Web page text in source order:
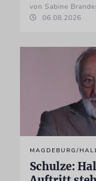
von Sabine
06.08.2026
MAGDEBURG/
Schulze: